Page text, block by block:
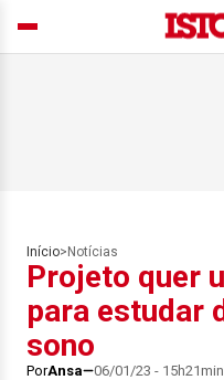
Início> Notícias
Projeto quer
para estudar
sono
PorAnsa 06/01/23 - 15h21min